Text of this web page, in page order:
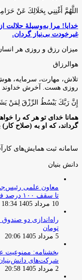
اللَّهُمَّ أَغْنِنِي بِحَلَالِكَ عَنْ
خدایا! مرا به‌وسیلۀ
غیرخودت بی‌نیاز گردان.
میزان رزق و روزی هر
هوالرزاق
تلاش، مهارت، سرمايه،
روزى هست. آخرش خداوند
إِنَّ رَبَّكَ يَبْسُطُ الرِّزْقَ لِمَنْ
همانا خدای تو هر که را
گرداند، که او به (صلاح
سامانه ثبت همایش‌های
دانش‌ بنیان‌
معاون علمی
تا سقف ۱۰۰ درصد فروش دانش‌بنیان‌ها
10 مرداد 1405 18:34
راه‌اندازی دو صندوق
تومان
5 مرداد 1405 20:06
بخشنامه: ممنوعیت
شرکت‌های
2 مرداد 1405 20:58